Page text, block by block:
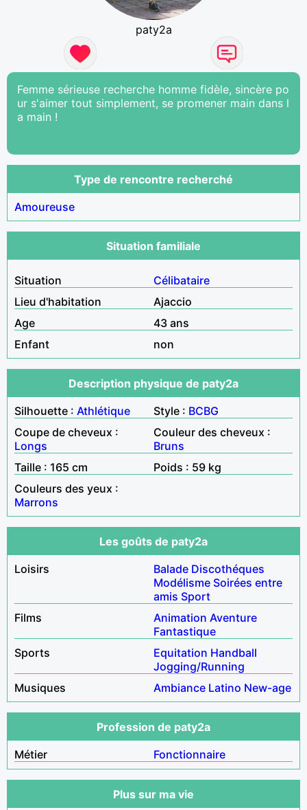
paty2a
Femme sérieuse recherche homme fidèle, sincère po
ur s'aimer tout simplement, se promener main dans l
a main !
Type de rencontre recherché
Amoureuse
Situation familiale
Situation
Célibataire
Lieu d'habitation
Ajaccio
Age
43 ans
Enfant
non
Description physique de paty2a
Silhouette : Athlétique Style : BCBG
Coupe de cheveux :
Longs
Couleur des cheveux :
Bruns
Taille : 165 cm
Poids : 59 kg
Couleurs des yeux :
Marrons
Les goûts de paty2a
Loisirs
Balade Discothéques
Modélisme Soirées entre
amis Sport
Films
Animation Aventure
Fantastique
Sports
Equitation Handball
Jogging/Running
Musiques
Ambiance Latino New-age
Profession de paty2a
Métier
Fonctionnaire
Plus sur ma vie